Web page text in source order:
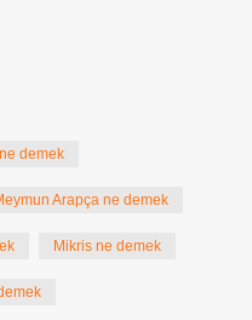
demek
Arapça ne demek
Mikris ne demek